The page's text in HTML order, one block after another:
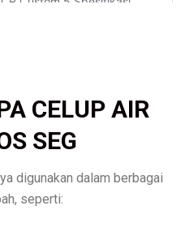
CELUP AIR
SEG
digunakan dalam berbagai
seperti: